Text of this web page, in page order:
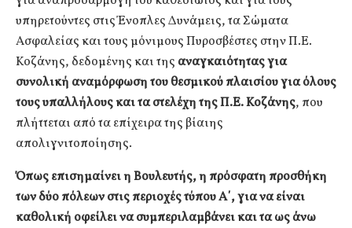
υπηρετούντες στις Ένοπλες Δυνάμεις, τα Σώματα
Ασφαλείας και τους μόνιμους Πυροσβέστες στην Π.Ε.
Κοζάνης, δεδομένης και της αναγκαιότητας για
συνολική αναμόρφωση του θεσμικού πλαισίου για όλους
τους υπαλλήλους και τα στελέχη της Π.Ε. Κοζάνης, που
πλήττεται από τα επίχειρα της βίαιης
απολιγνιτοποίησης.
Όπως επισημαίνει η Βουλευτής, η πρόσφατη προσθήκη
των δύο πόλεων στις περιοχές τύπου Α΄, για να είναι
καθολική οφείλει να συμπεριλαμβάνει και τα ως άνω